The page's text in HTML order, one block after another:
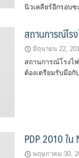
นิวเคลียร์อีกรอบซ
สถานการณ์โร
มิถุนายน 22,
สถานการณ์โรงไ
ต้องเตรียมรับมือ
PDP 2010 ใน
พฤษภาคม 30,